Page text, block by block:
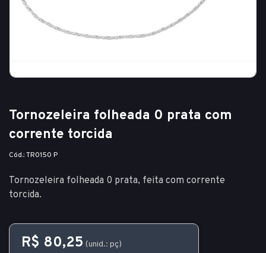
Tornozeleira folheada 0 prata com
corrente torcida
Cód.: TR0150 P
Tornozeleira folheada 0 prata, feita com corrente
torcida.
R$ 80,25 (unid.: pç)